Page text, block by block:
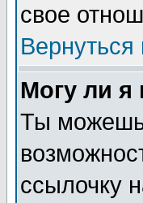
свое
Вернуться
Могу ли я
Ты можешь
ссылочку